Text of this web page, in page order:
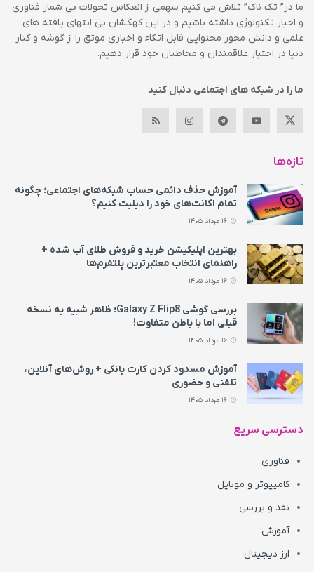
ما در” تک ناک” تلاش می کنیم سهمی از انعکاس تحولات بی شمار فناوری
و اخبار تکنولوژی داشته باشیم و در این کهکشان بی انتهای یافته های
علمی و دانش محور محتوایی قابل اتکاء و اخباری موثق را از گوشه و کنار
دنیا در اختیار علاقمندان و مخاطبان خود قرار دهیم.
ما را در شبکه های اجتماعی دنبال کنید
تازه‌ها
آموزش حذف دائمی حساب شبکه‌های اجتماعی؛ چگونه
تمام اکانت‌های خود را دیلیت کنیم؟
بهترین اپلیکیشن خرید و فروش طلای آب شده +
راهنمای انتخاب معتبرترین پلتفرم‌ها
بررسی گوشی Galaxy Z Flip8؛ ظاهر شبیه به نسخه
قبلی اما با باطن متفاوت!
آموزش مسدود کردن کارت بانکی + روش‌های آنلاین،
تلفنی و حضوری
دسترسی سریع
فناوری
کامپیوتر و موبایل
نقد و بررسی
آموزش
ارز دیجیتال